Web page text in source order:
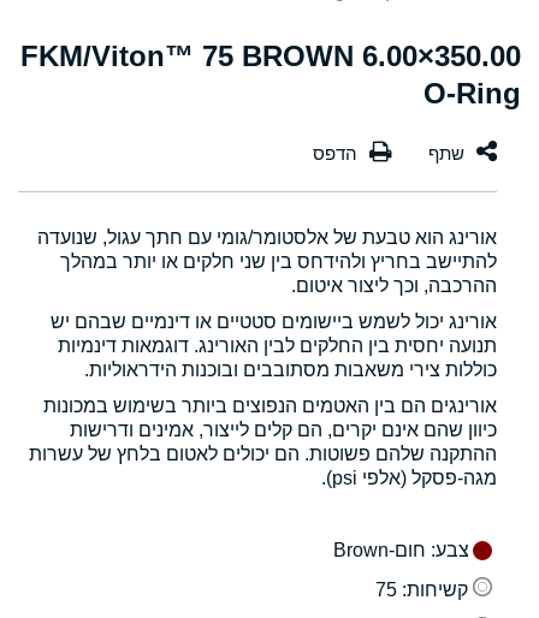
350.00×6.00 FKM/Viton™ 75 BROWN
O-Ring
אורינג הוא טבעת של אלסטומר/גומי עם חתך עגול, שנועדה
להתיישב בחריץ ולהידחס בין שני חלקים או יותר במהלך
ההרכבה, וכך ליצור איטום.
אורינג יכול לשמש ביישומים סטטיים או דינמיים שבהם יש
תנועה יחסית בין החלקים לבין האורינג. דוגמאות דינמיות
כוללות צירי משאבות מסתובבים ובוכנות הידראוליות.
אורינגים הם בין האטמים הנפוצים ביותר בשימוש במכונות
כיוון שהם אינם יקרים, הם קלים לייצור, אמינים ודרישות
ההתקנה שלהם פשוטות. הם יכולים לאטום בלחץ של עשרות
מגה-פסקל (אלפי psi).
צבע: חום-Brown
קשיחות: 75